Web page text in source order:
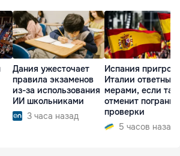
Дания ужесточает
правила экзаменов
из-за использования
ИИ школьниками
3 часа назад
Испания
Италии
мерами, если та
отменит
проверки
5 часов назад